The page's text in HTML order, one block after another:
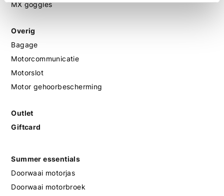
MX goggles
Overig
Bagage
Motorcommunicatie
Motorslot
Motor gehoorbescherming
Outlet
Giftcard
Summer essentials
Doorwaai motorjas
Doorwaai motorbroek